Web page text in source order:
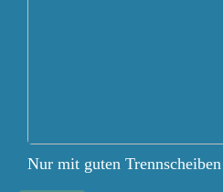
Nur mit guten